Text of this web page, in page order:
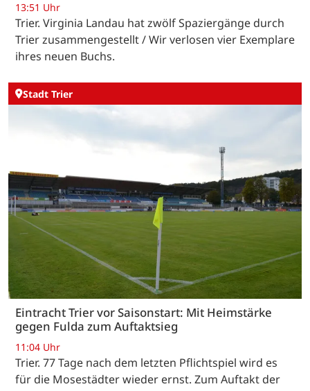
13:51 Uhr
Trier. Virginia Landau hat zwölf Spaziergänge durch
Trier zusammengestellt / Wir verlosen vier Exemplare
ihres neuen Buchs.
Stadt Trier
Eintracht Trier vor Saisonstart: Mit Heimstärke
gegen Fulda zum Auftaktsieg
11:04 Uhr
Trier. 77 Tage nach dem letzten Pflichtspiel wird es
für die Mosestädter wieder ernst. Zum Auftakt der